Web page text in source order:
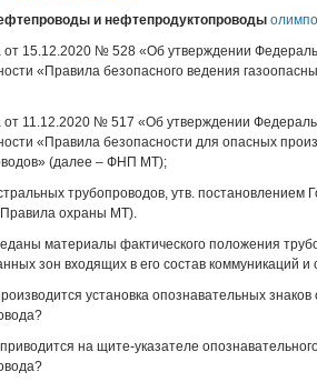
и нефтепродуктопроводы
от 15.12.2020 № 528 «Об утверждении
«Правила безопасного ведения
11.12.2020 № 517 «Об утверждении
«Правила безопасности для опасных
(далее – ФНП МТ);
трубопроводов, утв. постановлением
охраны МТ).
материалы фактического положения
зон входящих в его состав коммуникаций и
установка опознавательных
на щите-указателе